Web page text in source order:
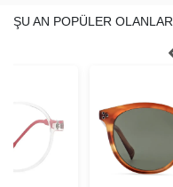
ŞU AN POPÜLER OLANLAR